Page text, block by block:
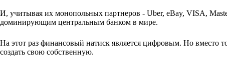
И, учитывая их монопольных партнеров - Uber, eBay, VISA,
доминирующим центральным банком в мире.
На этот раз финансовый натиск является цифровым. Но вместо
создать свою собственную.